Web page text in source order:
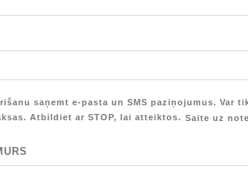
saņemt e-pasta un SMS paziņojumus. Var
Atbildiet ar STOP, lai atteiktos. Saite uz